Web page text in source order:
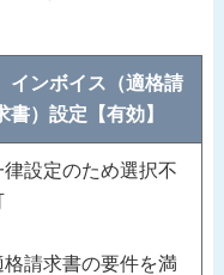
インボイス（適格請
書）設定【有効】
律設定のため選択不
格請求書の要件を満